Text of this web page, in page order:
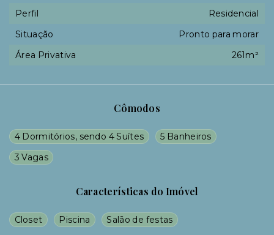
Cômodos
4 Dormitórios, sendo 4 Suítes
5 Banheiros
3 Vagas
Características do Imóvel
Closet Piscina Salão de festas
Perfil
Residencial
Situação
Pronto para morar
Área Privativa
261m²